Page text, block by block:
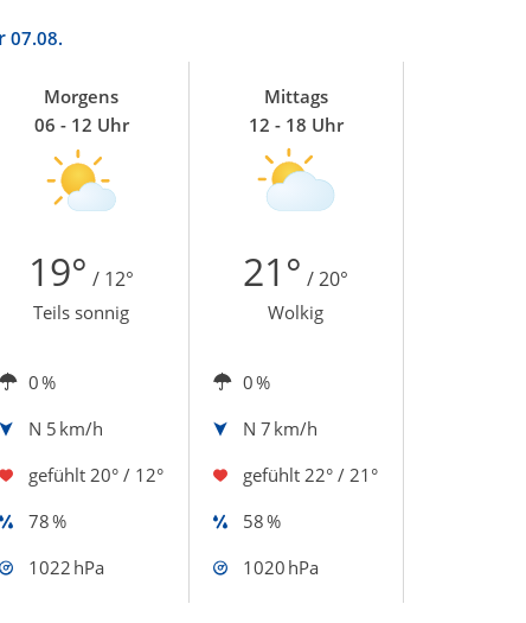
07.08.
Morgens
06 - 12 Uhr
Mittags
12 - 18 Uhr
19° / 12° 21° / 20°
Teils sonnig Wolkig
0 %
0 %
N 5 km/h N 7 km/h
gefühlt 20° / 12° gefühlt 22° / 21°
78 %
58 %
1022 hPa 1020 hPa